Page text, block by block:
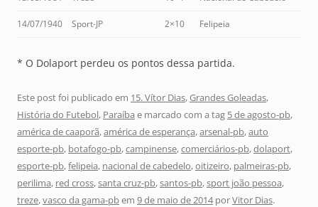
14/07/1940 Sport-JP 2×10 Felipeia
* O Dolaport perdeu os pontos dessa partida.
Este post foi publicado em 15. Vítor Dias,Grandes Goleadas,
História do Futebol, Paraíba e marcado com a tag 5 de agosto-pb,
américa de caaporã,américa de esperança,arsenal-pb,auto
esporte-pb, botafogo-pb,campinense,comerciários-pb,dolaport,
esporte-pb,felipeia, nacional de cabedelo,oitizeiro, palmeiras-pb,
perilima, red cross,santa cruz-pb,santos-pb,sport joão pessoa,
treze,vasco da gama-pbem 9 de maio de 2014porVitor Dias.